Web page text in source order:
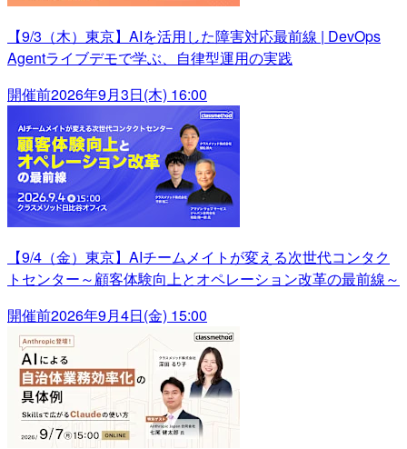
【9/3（木）東京】AIを活用した障害対応最前線 | DevOps
Agentライブデモで学ぶ、自律型運用の実践
開催前2026年9月3日(木) 16:00
【9/4（金）東京】AIチームメイトが変える次世代コンタク
トセンター～顧客体験向上とオペレーション改革の最前線～
開催前2026年9月4日(金) 15:00